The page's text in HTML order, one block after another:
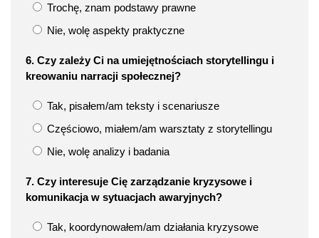
Trochę, znam podstawy prawne
Nie, wolę aspekty praktyczne
6. Czy zależy Ci na umiejętnościach storytellingu i
kreowaniu narracji społecznej?
Tak, pisałem/am teksty i scenariusze
Częściowo, miałem/am warsztaty z storytellingu
Nie, wolę analizy i badania
7. Czy interesuje Cię zarządzanie kryzysowe i
komunikacja w sytuacjach awaryjnych?
Tak, koordynowałem/am działania kryzysowe